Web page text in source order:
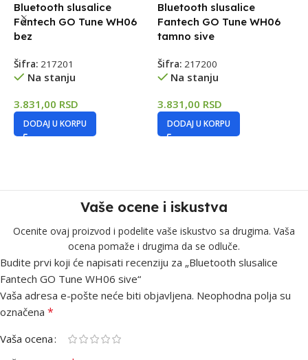
Bluetooth slusalice
Fantech GO Tune WH06
bez
Šifra: 217201
Na stanju
3.831,00 RSD
DODAJ U KORPU
Bluetooth slusalice
Fantech GO Tune WH06
tamno sive
Šifra: 217200
Na stanju
3.831,00 RSD
DODAJ U KORPU
Vaše ocene i iskustva
Ocenite ovaj proizvod i podelite vaše iskustvo sa drugima. Vaša
ocena pomaže i drugima da se odluče.
Budite prvi koji će napisati recenziju za „Bluetooth slusalice
Fantech GO Tune WH06 sive“
Vaša adresa e-pošte neće biti objavljena. Neophodna polja su
označena *
Vaša ocena